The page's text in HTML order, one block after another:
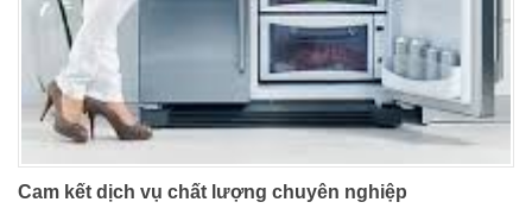
Cam kết dịch vụ chất lượng chuyên nghiệp